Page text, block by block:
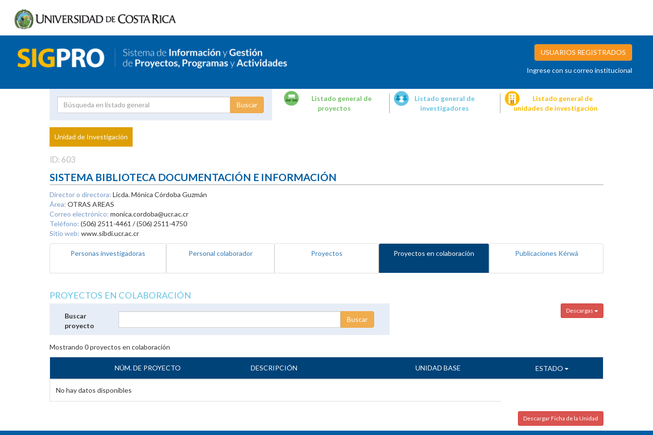
USUARIOS REGISTRADOS
Ingrese con su correo institucional
Proyecto
Investigador
Listado general de
proyectos
Listado general de
investigadores
Listado general de
unidades de investigación
Unidad de Investigación
ID: 603
SISTEMA BIBLIOTECA DOCUMENTACIÓN E INFORMACIÓN
Director o directora: Licda. Mónica Córdoba Guzmán
Área: OTRAS AREAS
Correo electrónico: monica.cordoba@ucr.ac.cr
Teléfono: (506) 2511-4461 / (506) 2511-4750
Sitio web: www.sibdi.ucr.ac.cr
Personas investigadoras Personal colaborador Proyectos Proyectos en colaboración Publicaciones Kérwá
PROYECTOS EN COLABORACIÓN
Descargas
Buscar
proyecto
Mostrando 0proyectos en colaboración
NÚM. DE PROYECTO DESCRIPCIÓN UNIDAD BASE ESTADO
No hay datos disponibles
Descargar Ficha de la Unidad